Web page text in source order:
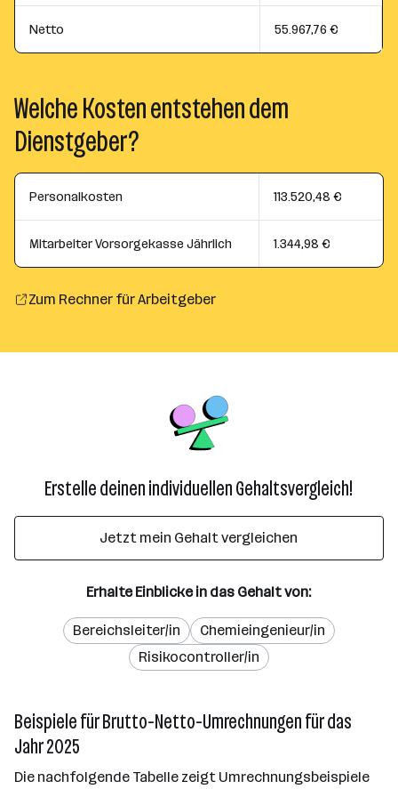
Netto 55.967,76 €
Welche Kosten entstehen dem
Dienstgeber?
Personalkosten 113.520,48 €
Mitarbeiter Vorsorgekasse Jährlich 1.344,98 €
Zum Rechner für Arbeitgeber
Erstelle deinen individuellen Gehaltsvergleich!
Jetzt mein Gehalt vergleichen
Erhalte Einblicke in das Gehalt von:
Bereichsleiter/in
Chemieingenieur/in
Risikocontroller/in
Beispiele für Brutto-Netto-Umrechnungen für das
Jahr 2025
Die nachfolgende Tabelle zeigt Umrechnungsbeispiele